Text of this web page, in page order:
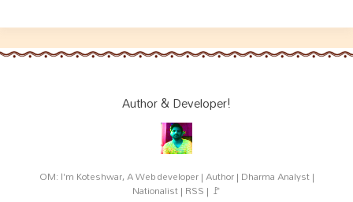
Author & Developer!
OM: I'm Koteshwar, A Web developer | Author | Dharma Analyst |
Nationalist | RSS | 🚩